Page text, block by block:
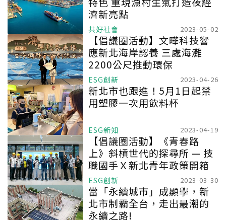
濟新亮點
共好社會 2023-05-02
【倡議圈活動】文曄科技響
應新北海岸認養 三處海灘
2200公尺推動環保
ESG創新 2023-04-26
新北市也跟進！5月1日起禁
用塑膠一次用飲料杯
ESG新知 2023-04-19
【倡議圈活動】《青春路
上》斜槓世代的探尋所 — 技
職國手Ｘ新北青年政策開箱
ESG創新 2023-03-30
當「永續城市」成顯學，新
北市制霸全台，走出最潮的
永續之路!